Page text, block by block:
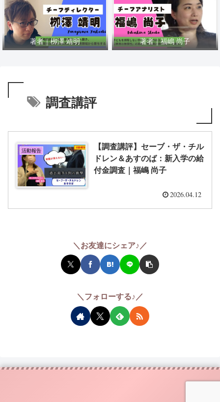
著者｜栁澤 靖明 著者｜福嶋 尚子
調査講評
活動報告
【調査講評】セーブ・ザ・チル
ドレン＆あすのば：新入学の給
付金調査｜福嶋 尚子
2026.04.12
＼お友達にシェア♪／
＼フォローする♪／